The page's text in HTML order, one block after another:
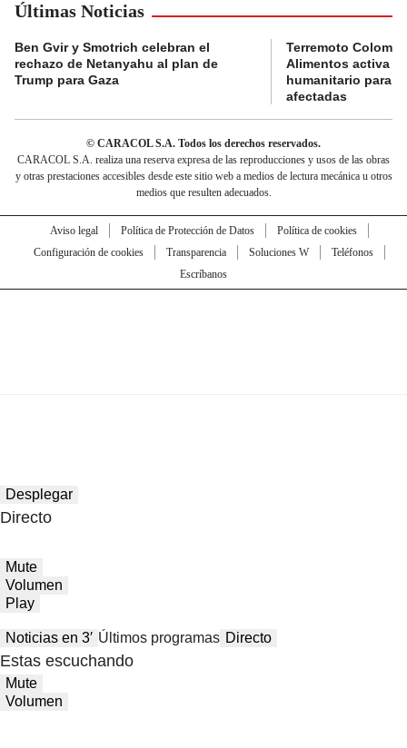
Últimas Noticias
Ben Gvir y Smotrich celebran el
rechazo de Netanyahu al plan de
Trump para Gaza
Terremoto
Alimentos activa
humanitario para
afectadas
© CARACOL S.A. Todos los derechos reservados.
CARACOL S.A. realiza una reserva expresa de las reproducciones y usos de las obras
y otras prestaciones accesibles desde este sitio web a medios de lectura mecánica u otros
medios que resulten adecuados.
Aviso legal Política de Protección de Datos
Política de cookies
Configuración de cookies
Transparencia Soluciones W
Teléfonos
Escríbanos
Desplegar
Directo
Mute
Volumen
Play
Noticias en 3′ Últimos programas Directo
Estas escuchando
Mute
Volumen